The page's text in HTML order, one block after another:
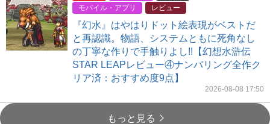
モバイル・アプリ
レビュー
『幻水』はやはりドット絵表現がベストだ
と再認識。物語、システムともに死角なし
の丁寧な作りで手触りよし!!【幻想水滸伝
STAR LEAPレビュー④ナンバリング全作ク
リア済：おすすめ度9点】
2026-08-08 17:50
もっと見る